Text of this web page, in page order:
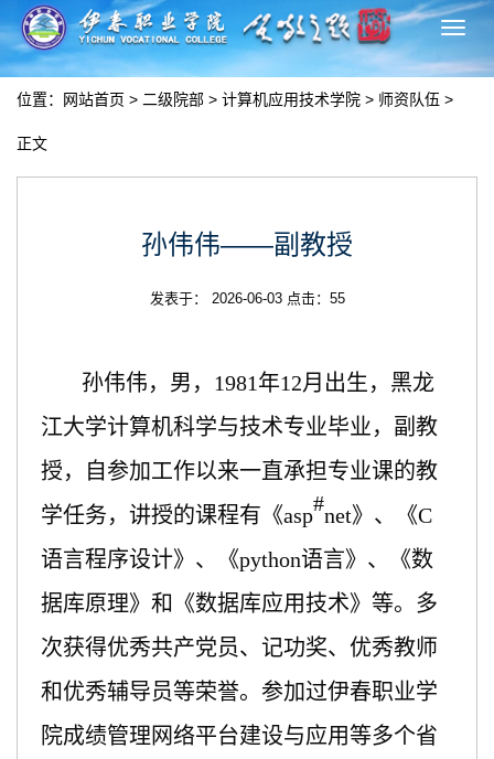
切
换
导
位置： 网站首页 > 二级院部 > 计算机应用技术学院 > 师资队伍 >
正文
孙伟伟——副教授
发表于： 2026-06-03 点击： 55
孙伟伟，男， 1981年12月出生，黑龙
江大学计算机科学与技术专业毕业，副教
授，自参加工作以来一直承担专业课的教
学任务，讲授的课程有《asp#net》、《C
语言程序设计》、《python语言》、《数
据库原理》和《数据库应用技术》等。多
次获得优秀共产党员、记功奖、优秀教师
和优秀辅导员等荣誉。参加过伊春职业学
院成绩管理网络平台建设与应用等多个省